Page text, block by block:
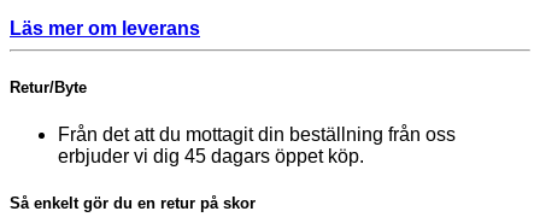
Läs mer om leverans
Retur/Byte
Från det att du mottagit din beställning från oss
erbjuder vi dig 45 dagars öppet köp.
Så enkelt gör du en retur på skor